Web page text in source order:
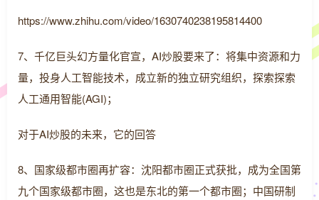
https://www.zhihu.com/video/1630740238195814400
7、千亿巨头幻方量化官宣，AI炒股要来了：将集中资源和力
量，投身人工智能技术，成立新的独立研究组织，探索探索
人工通用智能(AGI)；
对于AI炒股的未来，它的回答
8、国家级都市圈再扩容：沈阳都市圈正式获批，成为全国第
九个国家级都市圈，这也是东北的第一个都市圈；中国研制